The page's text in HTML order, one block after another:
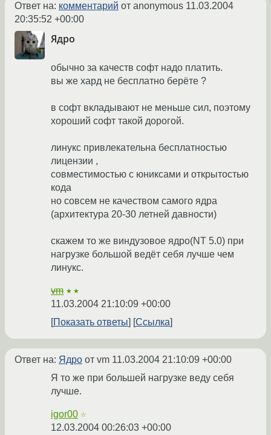
Ответ на: комментарий от anonymous 11.03.2004
20:35:52 +00:00
Ядро
обычно за качеств софт надо платить.
вы же хард не бесплатно берёте ?
в софт вкладывают не меньше сил, поэтому
хороший софт такой дорогой.
линукс привлекательна бесплатностью
лицензии ,
совместимостью с юниксами и открытостью
кода
но совсем не качеством самого ядра
(архитектура 20-30 летней давности)
скажем то же виндузовое ядро(NT 5.0) при
нагрузке большой ведёт себя лучше чем
линукс.
vm ★★
11.03.2004 21:10:09 +00:00
Показать ответы
Ссылка
Ответ на: Ядро от vm 11.03.2004 21:10:09 +00:00
Я то же при большей нагрузке веду себя
лучше.
igor00 ☆
12.03.2004 00:26:03 +00:00